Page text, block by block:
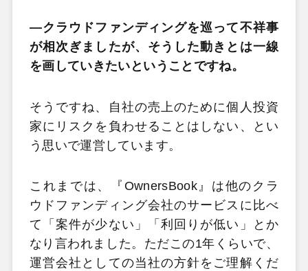
―クラウドファンディングを巡って不祥事
が相次ぎましたが、そうした動きとは一線
を画していきたいということですね。
そうですね、自社の売上のために個人投資
家にリスクを負わせることはしない、とい
う思いで運営しています。
これまでは、『OwnersBook』は他のクラ
ウドファンディング会社のサービスに比べ
て「案件が少ない」「利回りが低い」とか
なり言われました。ただこの1年くらいで、
運営会社としての当社の方針をご理解くだ